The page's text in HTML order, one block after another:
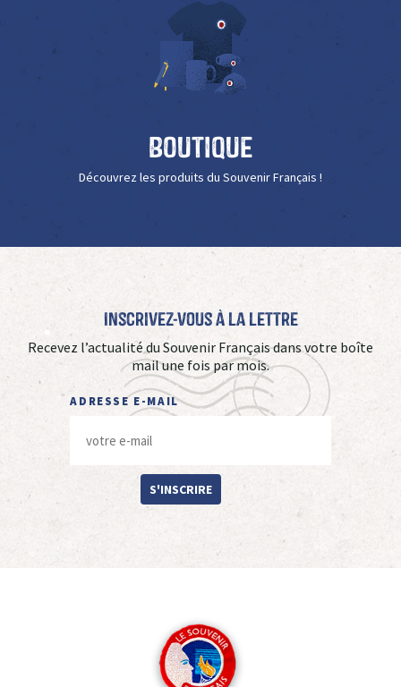
Boutique
Découvrez les produits du Souvenir Français !
Inscrivez-vous à La Lettre
Recevez l’actualité du Souvenir Français dans votre boîte
mail une fois par mois.
ADRESSE E-MAIL
S'INSCRIRE